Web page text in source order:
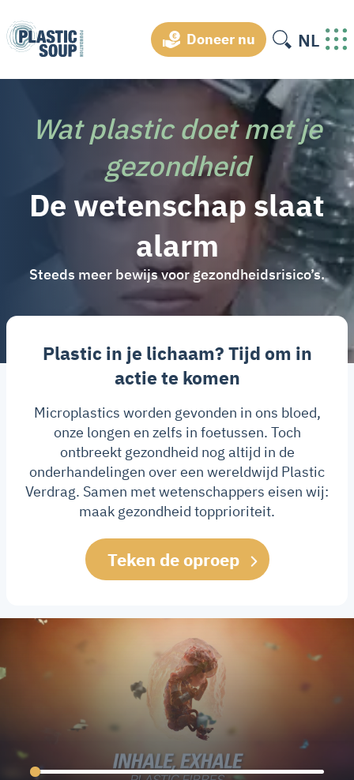
Doneer nu NL
Wat plastic doet met je
gezondheid
De wetenschap slaat
alarm
Steeds meer bewijs voor gezondheidsrisico’s.
Plastic in je lichaam? Tijd om in
actie te komen
Microplastics worden gevonden in ons bloed,
onze longen en zelfs in foetussen. Toch
ontbreekt gezondheid nog altijd in de
onderhandelingen over een wereldwijd Plastic
Verdrag. Samen met wetenschappers eisen wij:
maak gezondheid topprioriteit.
Teken de oproep